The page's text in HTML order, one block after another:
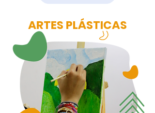
ARTES PLÁSTICAS